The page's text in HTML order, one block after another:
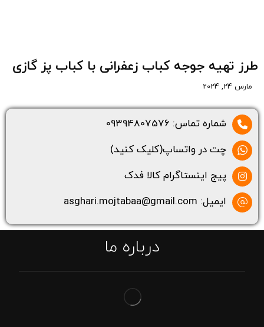
طرز تهیه جوجه کباب زعفرانی با کباب پز گازی
مارس 24, 2024
شماره تماس: 09394807576
چت در واتساپ(کلیک کنید)
پیج اینستاگرام کالا فدک
ایمیل: asghari.mojtabaa@gmail.com
درباره ما